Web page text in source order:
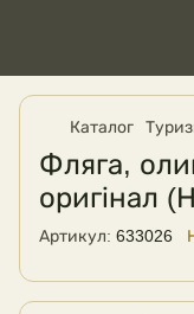
Каталог
Фляга,
оригінал
Артикул: 633026